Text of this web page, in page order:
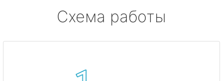
Схема работы